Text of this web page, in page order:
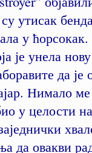
утисак
у
је унела
да је
Нимало
у целости
да овакви